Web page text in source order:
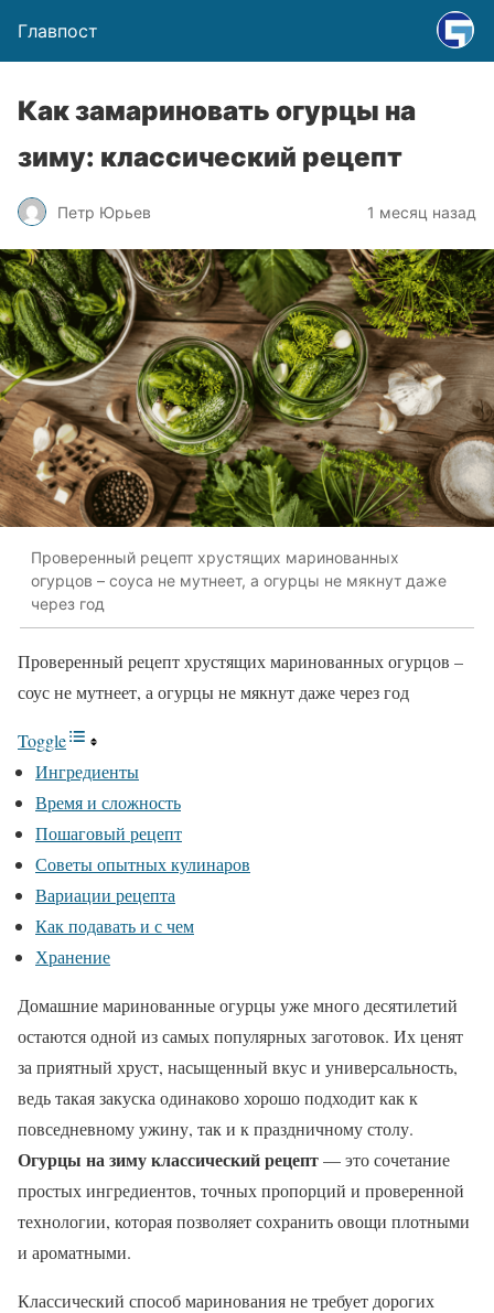
Главпост
Как замариновать огурцы на
зиму: классический рецепт
Петр Юрьев 1 месяц назад
Проверенный рецепт хрустящих маринованных
огурцов – соуса не мутнеет, а огурцы не мякнут даже
через год
Проверенный рецепт хрустящих маринованных огурцов –
соус не мутнеет, а огурцы не мякнут даже через год
Toggle
Ингредиенты
Время и сложность
Пошаговый рецепт
Советы опытных кулинаров
Вариации рецепта
Как подавать и с чем
Хранение
Домашние маринованные огурцы уже много десятилетий
остаются одной из самых популярных заготовок. Их ценят
за приятный хруст, насыщенный вкус и универсальность,
ведь такая закуска одинаково хорошо подходит как к
повседневному ужину, так и к праздничному столу.
Огурцы на зиму классический рецепт— это сочетание
простых ингредиентов, точных пропорций и проверенной
технологии, которая позволяет сохранить овощи плотными
и ароматными.
Классический способ маринования не требует дорогих